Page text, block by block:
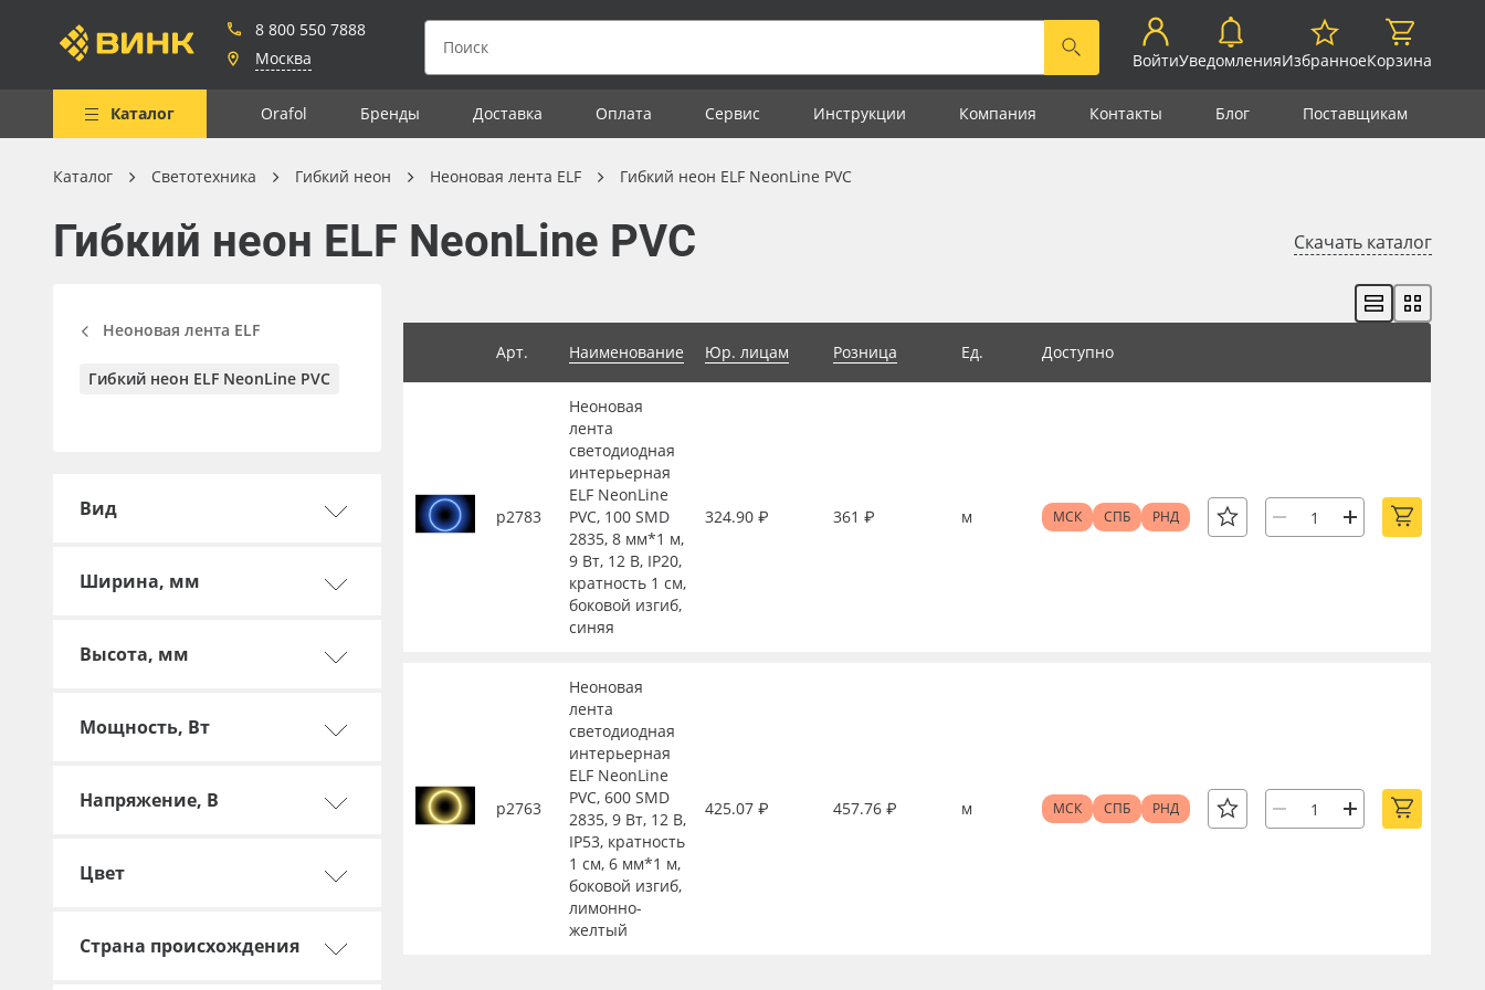
8 800 550 7888
Москва
ВойтиУведомленияИзбранноеКорзина
Каталог Orafol Бренды Доставка Оплата Сервис Инструкции Компания Контакты Блог Поставщикам
Весь каталог
Рулонные материалы
Светотехника
Упаковочные материалы
Новинки ассортимента
Orajet 3640
Каталог Светотехника Гибкий неон Неоновая лента ELF Гибкий неон ELF NeonLine PVC
Гибкий неон ELF NeonLine PVC Скачать каталог
Неоновая лента ELF
Гибкий неон ELF NeonLine PVC
Вид
Ширина, мм
Высота, мм
Мощность, Вт
Напряжение, В
Цвет
Страна происхождения
Арт. Наименование Юр. лицам Розница Ед. Доступно
р2783
Неоновая
лента
светодиодная
интерьерная
ELF NeonLine
PVC, 100 SMD
2835, 8 мм*1 м,
9 Вт, 12 В, IP20,
кратность 1 см,
боковой изгиб,
синяя
324.90 ₽ 361 ₽ м МСК СПБ РНД
р2763
Неоновая
лента
светодиодная
интерьерная
ELF NeonLine
PVC, 600 SMD
2835, 9 Вт, 12 В,
IP53, кратность
1 см, 6 мм*1 м,
боковой изгиб,
лимонно-
желтый
425.07 ₽ 457.76 ₽ м МСК СПБ РНД